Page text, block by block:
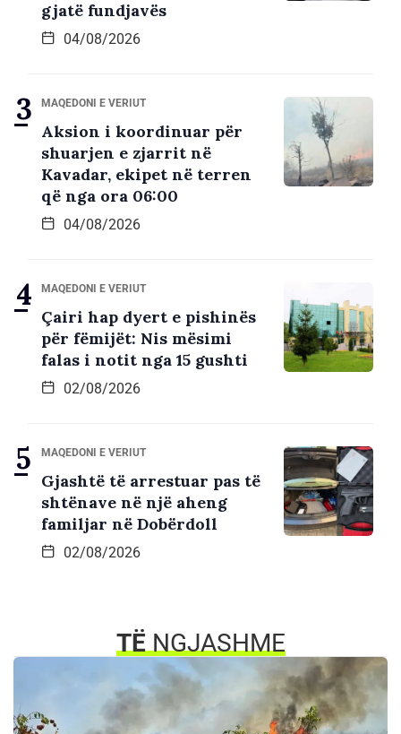
gjatë fundjavës
04/08/2026
MAQEDONI E VERIUT
Aksion i koordinuar për
shuarjen e zjarrit në
Kavadar, ekipet në terren
që nga ora 06:00
04/08/2026
MAQEDONI E VERIUT
Çairi hap dyert e pishinës
për fëmijët: Nis mësimi
falas i notit nga 15 gushti
02/08/2026
MAQEDONI E VERIUT
Gjashtë të arrestuar pas të
shtënave në një aheng
familjar në Dobërdoll
02/08/2026
TËNGJASHME